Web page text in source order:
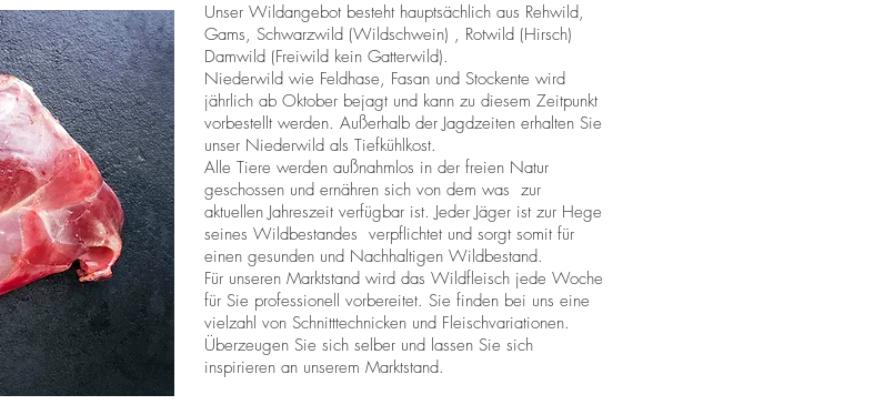
Unser Wildangebot besteht hauptsächlich aus Rehwild,
Gams, Schwarzwild (Wildschwein) , Rotwild (Hirsch)
Damwild (Freiwild kein Gatterwild).
Niederwild wie Feldhase, Fasan und Stockente wird
jährlich ab Oktober bejagt und kann zu diesem Zeitpunkt
vorbestellt werden. Außerhalb der Jagdzeiten erhalten Sie
unser Niederwild als Tiefkühlkost.
Alle Tiere werden außnahmlos in der freien Natur
geschossen und ernähren sich von dem was zur
aktuellen Jahreszeit verfügbar ist. Jeder Jäger ist zur Hege
seines Wildbestandes verpflichtet und sorgt somit für
einen gesunden und Nachhaltigen Wildbestand.
Für unseren Marktstand wird das Wildfleisch jede Woche
für Sie professionell vorbereitet. Sie finden bei uns eine
vielzahl von Schnitttechnicken und Fleischvariationen.
Überzeugen Sie sich selber und lassen Sie sich
inspirieren an unserem Marktstand.